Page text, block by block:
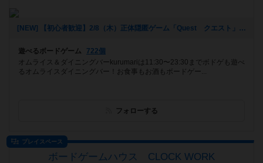
[NEW] 【初心者歓迎】2/8（木）正体隠匿ゲーム「Quest クエスト」をやろう！苦手でも一緒に楽しめます！（2024年02月07日 20時06分）
遊べるボードゲーム
722個
オムライス＆ダイニングバーkurumariは11:30〜23:30までボドゲも遊べ
るオムライスダイニングバー！お食事もお酒もボードゲー...
フォローする
プレイスペース
ボードゲームハウス CLOCK WORK